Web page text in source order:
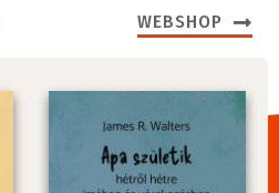
WEBSHOP